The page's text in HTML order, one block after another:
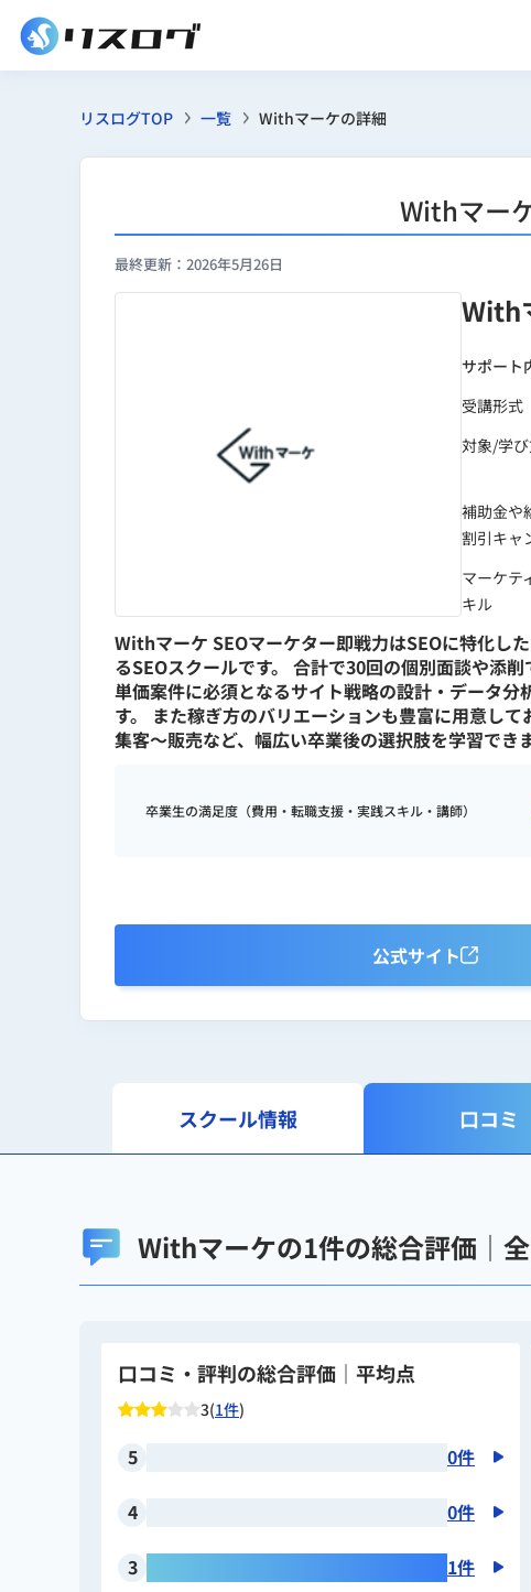
リスログTOP 一覧 Withマーケの詳細
Withマー
最終更新：2026年5月26日
With
サポート
受講形式
対象/学
補助金や
割引キャ
マーケテ
キル
Withマーケ SEOマーケター即戦力はSEOに特化し
るSEOスクールです。 合計で30回の個別面談や添
単価案件に必須となるサイト戦略の設計・データ
す。 また稼ぎ方のバリエーションも豊富に用意し
集客〜販売など、幅広い卒業後の選択肢を学習できま
卒業生の満足度（費用・転職支援・実践スキル・講師）
公式サイト
スクール情報 口コミ
Withマーケの1件の総合評価｜
口コミ・評判の総合評価｜平均点
3(1件)
5 0件
4 0件
3 1件